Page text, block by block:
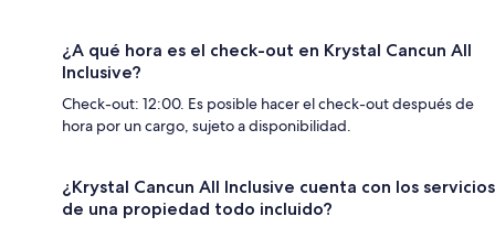
¿A qué hora es el check-out en Krystal Cancun All
Inclusive?
Check-out: 12:00. Es posible hacer el check-out después de
hora por un cargo, sujeto a disponibilidad.
¿Krystal Cancun All Inclusive cuenta con los servicios
de una propiedad todo incluido?